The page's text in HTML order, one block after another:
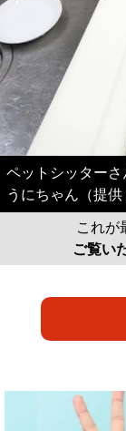
ペットシッターさ
うにちゃん（提供
これが
ご覧い